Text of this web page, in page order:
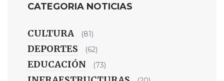
CATEGORIA NOTICIAS
CULTURA (81)
DEPORTES (62)
EDUCACIÓN (73)